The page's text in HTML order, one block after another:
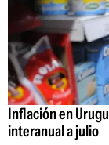
Inflación en
interanual a julio